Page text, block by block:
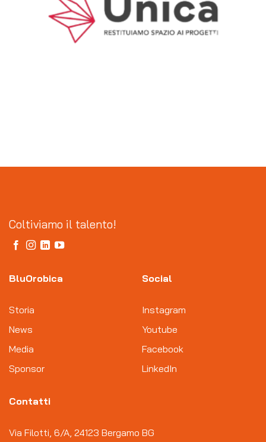
Coltiviamo il talento!
BluOrobica
Storia
News
Media
Sponsor
Social
Instagram
Youtube
Facebook
LinkedIn
Contatti
Via Filotti, 6/A, 24123 Bergamo BG